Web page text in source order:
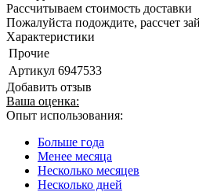
Рассчитываем стоимость доставки
Пожалуйста подождите, рассчет
Характеристики
Прочие
Артикул 6947533
Добавить отзыв
Ваша оценка:
Опыт использования:
Больше года
Менее месяца
Несколько месяцев
Несколько дней